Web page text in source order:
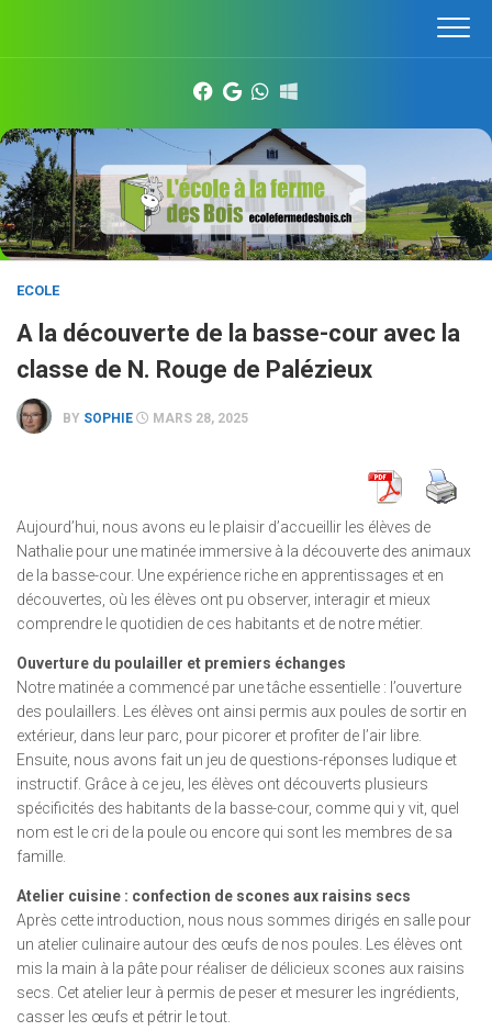
content
ECOLE
A la découverte de la basse-cour avec la
classe de N. Rouge de Palézieux
BY SOPHIE MARS 28, 2025
Aujourd’hui, nous avons eu le plaisir d’accueillir les élèves de
Nathalie pour une matinée immersive à la découverte des animaux
de la basse-cour. Une expérience riche en apprentissages et en
découvertes, où les élèves ont pu observer, interagir et mieux
comprendre le quotidien de ces habitants et de notre métier.
Ouverture du poulailler et premiers échanges
Notre matinée a commencé par une tâche essentielle : l’ouverture
des poulaillers. Les élèves ont ainsi permis aux poules de sortir en
extérieur, dans leur parc, pour picorer et profiter de l’air libre.
Ensuite, nous avons fait un jeu de questions-réponses ludique et
instructif. Grâce à ce jeu, les élèves ont découverts plusieurs
spécificités des habitants de la basse-cour, comme qui y vit, quel
nom est le cri de la poule ou encore qui sont les membres de sa
famille.
Atelier cuisine : confection de scones aux raisins secs
Après cette introduction, nous nous sommes dirigés en salle pour
un atelier culinaire autour des œufs de nos poules. Les élèves ont
mis la main à la pâte pour réaliser de délicieux scones aux raisins
secs. Cet atelier leur à permis de peser et mesurer les ingrédients,
casser les œufs et pétrir le tout.